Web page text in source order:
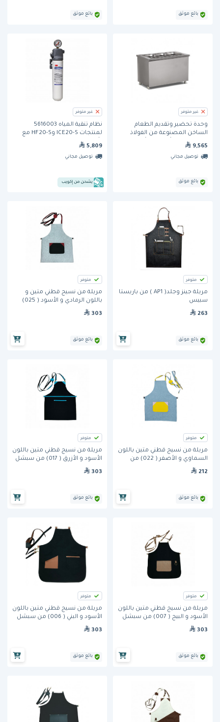
بائع موثق بائع موثق
غير متوفر
وحدة تحضير وتقديم الطعام
الساخن المصنوعة من الفولاذ
حاجز حماية وطاولة للصواني
(EMP.BEH.30) من إيمب
9,565
توصيل مجاني
بائع موثق
غير متوفر
نظام تنقية المياه 5616003
لمنتجات ICE20-S وHF20-S مع
5,809
توصيل مجاني
يشحن من إكويب
متوفر
مريلة جينز وجلد( AP1 ) من باريستا
سبيس
263
بائع موثق
متوفر
مريلة من نسيج قطني متين و
باللون الرمادي و الأسود ( 025)
من سبشل ابرون
303
بائع موثق
متوفر
مريلة من نسيج قطني متين باللون
السماوي و الأصفر ( 022) من
سبشل ابرون
212
بائع موثق
متوفر
مريلة من نسيج قطني متين باللون
الأسود و الأزرق ( 017) من سبشل
ابرون
303
بائع موثق
متوفر
مريلة من نسيج قطني متين باللون
الأسود و البيج ( 007) من سبشل
ابرون
303
بائع موثق
متوفر
مريلة من نسيج قطني متين باللون
الأسود و البني ( 006) من سبشل
ابرون
303
بائع موثق